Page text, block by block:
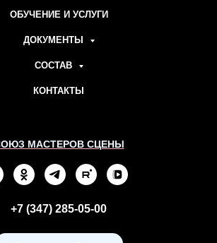
ОБУЧЕНИЕ И УСЛУГИ
ДОКУМЕНТЫ
СОСТАВ
КОНТАКТЫ
МАСТЕРОВ СЦЕНЫ
+7 (347) 285-05-00